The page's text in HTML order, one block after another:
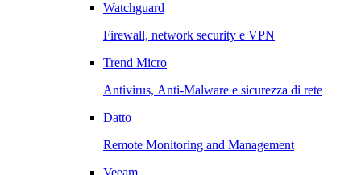
Watchguard
Firewall, network security e VPN
Trend Micro
Antivirus, Anti-Malware e sicurezza di rete
Datto
Remote Monitoring and Management
Veeam